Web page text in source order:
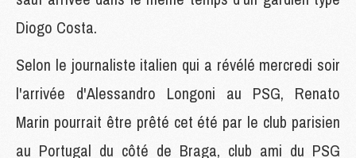
Diogo Costa.
Selon le journaliste italien qui a révélé mercredi soir
l'arrivée d'Alessandro Longoni au PSG, Renato
Marin pourrait être prêté cet été par le club parisien
au Portugal du côté de Braga, club ami du PSG